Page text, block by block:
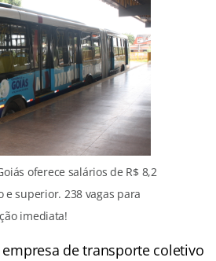
oferece salários de R$ 8,2
superior. 238 vagas para
imediata!
de transporte coletivo